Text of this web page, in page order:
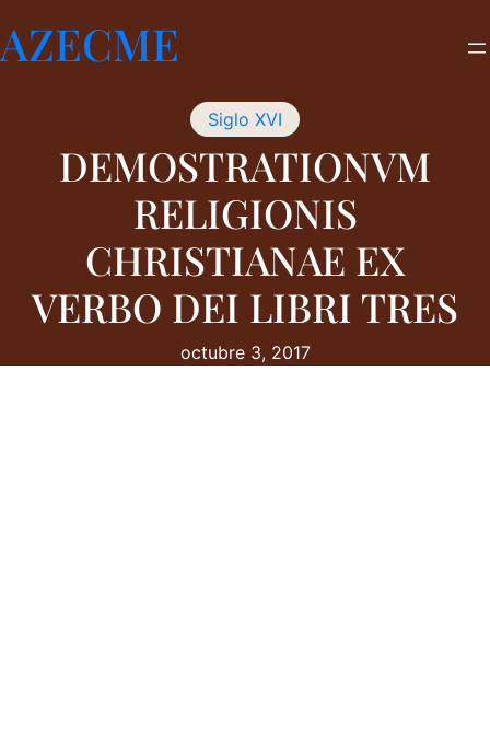
al
contenido
AZECME
Siglo XVI
DEMOSTRATIONVM
RELIGIONIS
CHRISTIANAE EX
VERBO DEI LIBRI TRES
octubre 3, 2017